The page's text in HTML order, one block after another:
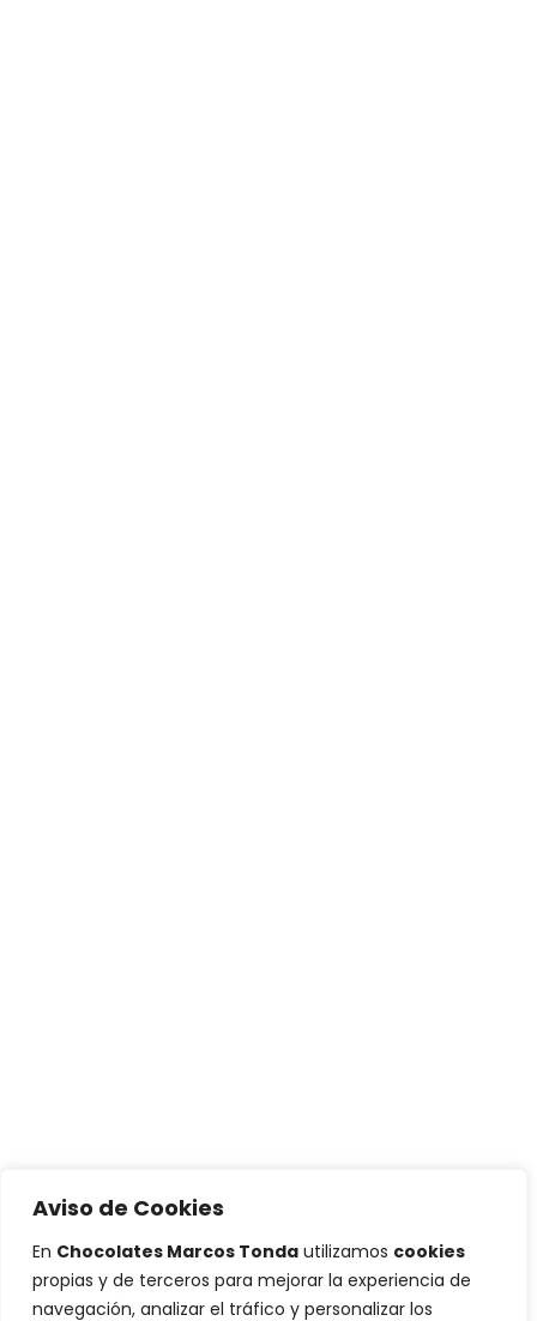
Aviso de Cookies
En Chocolates Marcos Tonda utilizamos cookies
propias y de terceros para mejorar la experiencia de
navegación, analizar el tráfico y personalizar los